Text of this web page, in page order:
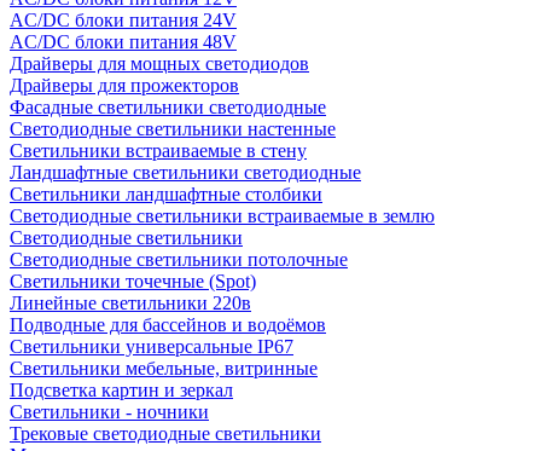
AC/DC блоки питания 24V
AC/DC блоки питания 48V
Драйверы для мощных светодиодов
Драйверы для прожекторов
Фасадные светильники светодиодные
Светодиодные светильники настенные
Светильники встраиваемые в стену
Ландшафтные светильники светодиодные
Светильники ландшафтные столбики
Светодиодные светильники встраиваемые в землю
Светодиодные светильники
Светодиодные светильники потолочные
Светильники точечные (Spot)
Линейные светильники 220в
Подводные для бассейнов и водоёмов
Светильники универсальные IP67
Светильники мебельные, витринные
Подсветка картин и зеркал
Светильники - ночники
Трековые светодиодные светильники